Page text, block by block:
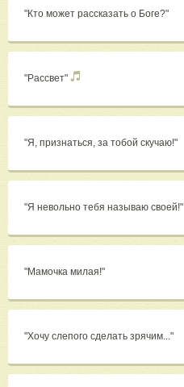
"Кто может рассказать о Боге?"
"Рассвет"
"Я, признаться, за тобой скучаю!"
"Я невольно тебя называю своей!"
"Мамочка милая!"
"Хочу слепого сделать зрячим..."